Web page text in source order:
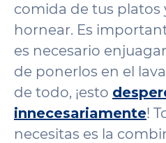
comida de tus platos
hornear. Es
es necesario
de ponerlos en el
de todo, ¡esto
innecesariamente!
necesitas es la